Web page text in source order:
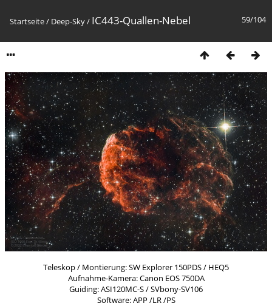
59/104
Startseite/ Deep-Sky/ IC443-Quallen-Nebel
Teleskop / Montierung: SW Explorer 150PDS / HEQ5
Aufnahme-Kamera: Canon EOS 750DA
Guiding: ASI120MC-S / SVbony-SV106
Software: APP /LR /PS